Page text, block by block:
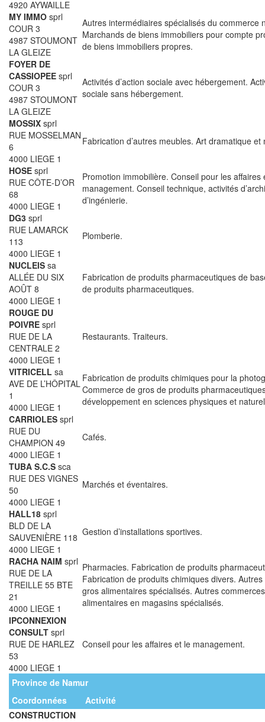
4920 AYWAILLE
MY IMMO sprl
COUR 3
4987 STOUMONT
LA GLEIZE
Autres intermédiaires spécialisés du commerce
Marchands de biens immobiliers pour compte
de biens immobiliers propres.
FOYER DE
CASSIOPEE sprl
COUR 3
4987 STOUMONT
LA GLEIZE
Activités d’action sociale avec hébergement.
sociale sans hébergement.
MOSSIX sprl
RUE MOSSELMAN
6
4000 LIEGE 1
Fabrication d’autres meubles. Art dramatique et
HOSE sprl
RUE CÔTE-D’OR
68
4000 LIEGE 1
Promotion immobilière. Conseil pour les affaires
management. Conseil technique, activités
d’ingénierie.
DG3 sprl
RUE LAMARCK
113
4000 LIEGE 1
Plomberie.
NUCLEIS sa
ALLÉE DU SIX
AOÛT 8
4000 LIEGE 1
Fabrication de produits pharmaceutiques de
de produits pharmaceutiques.
ROUGE DU
POIVRE sprl
RUE DE LA
CENTRALE 2
4000 LIEGE 1
Restaurants. Traiteurs.
VITRICELL sa
AVE DE L’HÔPITAL
1
4000 LIEGE 1
Fabrication de produits chimiques pour la
Commerce de gros de produits
développement en sciences physiques et
CARRIOLES sprl
RUE DU
CHAMPION 49
4000 LIEGE 1
Cafés.
TUBA S.C.S sca
RUE DES VIGNES
50
4000 LIEGE 1
Marchés et éventaires.
HALL18 sprl
BLD DE LA
SAUVENIÈRE 118
4000 LIEGE 1
Gestion d’installations sportives.
RACHA NAIM sprl
RUE DE LA
TREILLE 55 BTE
21
4000 LIEGE 1
Pharmacies. Fabrication de produits
Fabrication de produits chimiques divers.
gros alimentaires spécialisés. Autres
alimentaires en magasins spécialisés.
IPCONNEXION
CONSULT sprl
RUE DE HARLEZ
53
4000 LIEGE 1
Conseil pour les affaires et le management.
Province de Namur
Coordonnées
Activité
CONSTRUCTION